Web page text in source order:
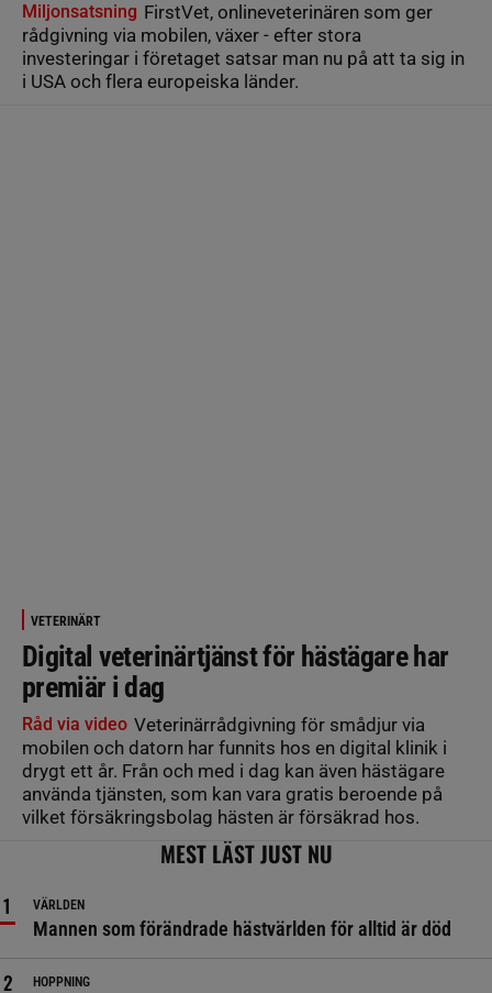
Miljonsatsning FirstVet, onlineveterinären som ger
rådgivning via mobilen, växer - efter stora
investeringar i företaget satsar man nu på att ta sig in
i USA och flera europeiska länder.
VETERINÄRT
Digital veterinärtjänst för hästägare har
premiär i dag
Råd via video Veterinärrådgivning för smådjur via
mobilen och datorn har funnits hos en digital klinik i
drygt ett år. Från och med i dag kan även hästägare
använda tjänsten, som kan vara gratis beroende på
vilket försäkringsbolag hästen är försäkrad hos.
MEST LÄST JUST NU
VÄRLDEN
Mannen som förändrade hästvärlden för alltid är död
HOPPNING